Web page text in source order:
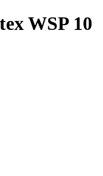
WSP 10